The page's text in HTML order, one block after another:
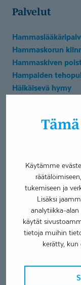
Käytämme
tukemiseen ja
Lisäksi
analytiikka-
käytät
tietoja muihin
kerätty, kun
Palvelut
Hammaskorun
Hammaskiven
Hampaiden
Häikäisevä hymy
Hampaiden valkaisu
Valmistuin
toiminut
hammaskiven
tehopuhdistukset
Esteettiseen
valkaisut, White
hammaskorujen
palvelujen osalta.